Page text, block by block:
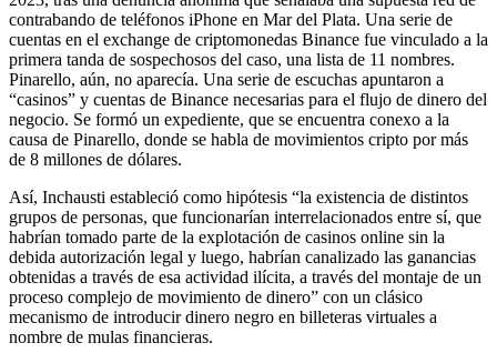
contrabando de teléfonos iPhone en Mar del Plata. Una serie de
cuentas en el exchange de criptomonedas Binance fue vinculado a la
primera tanda de sospechosos del caso, una lista de 11 nombres.
Pinarello, aún, no aparecía. Una serie de escuchas apuntaron a
“casinos” y cuentas de Binance necesarias para el flujo de dinero del
negocio. Se formó un expediente, que se encuentra conexo a la
causa de Pinarello, donde se habla de movimientos cripto por más
de 8 millones de dólares.
Así, Inchausti estableció como hipótesis “la existencia de distintos
grupos de personas, que funcionarían interrelacionados entre sí, que
habrían tomado parte de la explotación de casinos online sin la
debida autorización legal y luego, habrían canalizado las ganancias
obtenidas a través de esa actividad ilícita, a través del montaje de un
proceso complejo de movimiento de dinero” con un clásico
mecanismo de introducir dinero negro en billeteras virtuales a
nombre de mulas financieras.